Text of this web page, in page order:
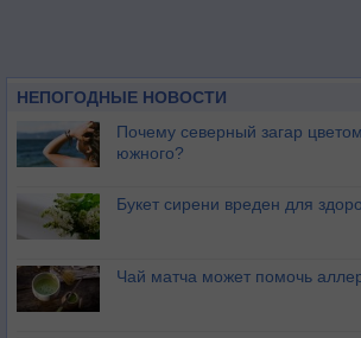
НЕПОГОДНЫЕ НОВОСТИ
Почему северный загар
южного?
Букет сирени вреден для
Чай матча может помочь